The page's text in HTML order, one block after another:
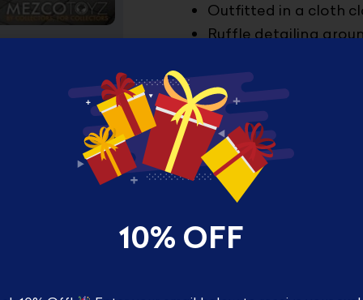
Outfitted in a cloth
Ruffle detailing
Box Contents
Pennywise doll
48.000 د.ك
Original
د.ك
Quantity
10% OFF